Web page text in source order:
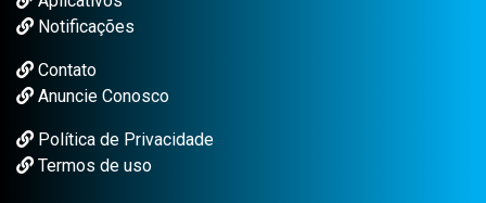
Notificações
Contato
Anuncie Conosco
Política de Privacidade
Termos de uso